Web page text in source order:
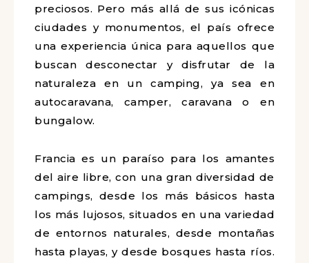
preciosos. Pero más allá de sus icónicas
ciudades y monumentos, el país ofrece
una experiencia única para aquellos que
buscan desconectar y disfrutar de la
naturaleza en un camping, ya sea en
autocaravana, camper, caravana o en
bungalow.
Francia es un paraíso para los amantes
del aire libre, con una gran diversidad de
campings, desde los más básicos hasta
los más lujosos, situados en una variedad
de entornos naturales, desde montañas
hasta playas, y desde bosques hasta ríos.